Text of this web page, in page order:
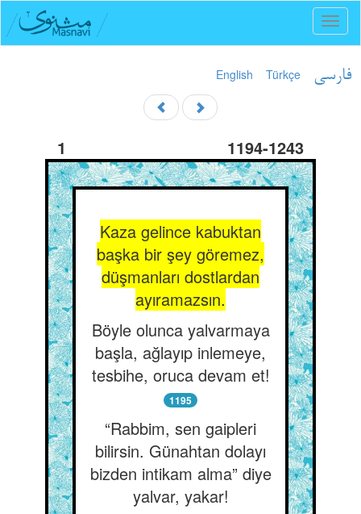
English Türkçe فارسی
1 1194-1243
Kaza gelince kabuktan
başka bir şey göremez,
düşmanları dostlardan
ayıramazsın.
Böyle olunca yalvarmaya
başla, ağlayıp inlemeye,
tesbihe, oruca devam et!
1195
“Rabbim, sen gaipleri
bilirsin. Günahtan dolayı
bizden intikam alma” diye
yalvar, yakar!